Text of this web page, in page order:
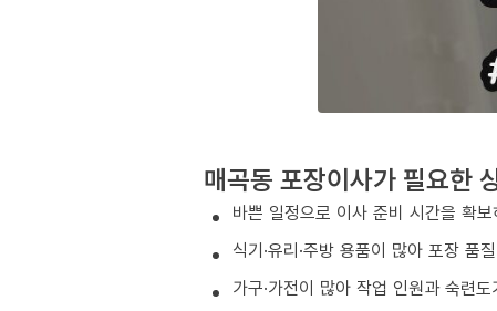
매곡동 포장이사가 필요한
바쁜 일정으로 이사 준비 시간을 확
식기·유리·주방 용품이 많아 포장 품
가구·가전이 많아 작업 인원과 숙련